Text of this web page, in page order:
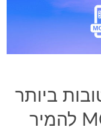
הטובות ביותר